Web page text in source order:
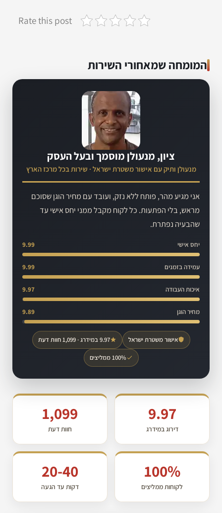
Rate this post
המומחה שמאחורי השירות
ציון, מנעולן מוסמך ובעל העסק
מנעולן ותיק עם אישור משטרת ישראל · שירות בכל מרכז הארץ
אני מגיע מהר, פותח ללא נזק, ועובד עם מחיר הוגן שסוכם
מראש, בלי הפתעות. כל לקוח מקבל ממני יחס אישי עד
שהבעיה נפתרת.
יחס אישי 9.99
עמידה בזמנים 9.99
איכות העבודה 9.97
מחיר הוגן 9.89
אישור משטרת ישראל 9.97 במידרג · 1,099 חוות דעת
100% ממליצים
9.97
דירוג במידרג
1,099
חוות דעת
100%
לקוחות ממליצים
20-40
דקות עד הגעה